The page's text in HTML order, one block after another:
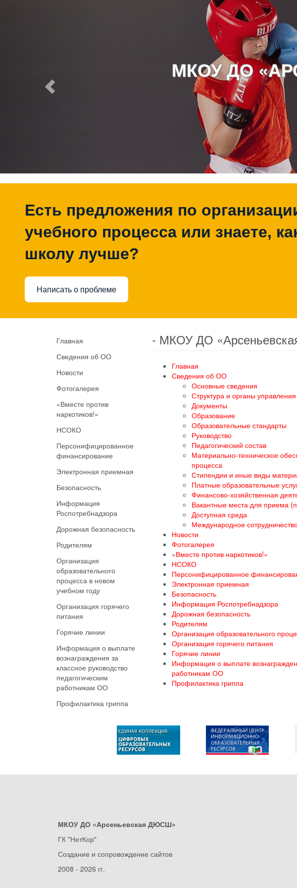
МКОУ ДО
Есть предложения по
учебного процесса или знаете,
школу лучше?
Написать о проблеме
Главная
Сведения об ОО
Новости
Фотогалерея
«Вместе против
наркотиков!»
НСОКО
Персонифицированное
финансирование
Электронная приемная
Безопасность
Информация
Роспотребнадзора
Дорожная безопасность
Родителям
Организация
образовательного
процесса в новом
учебном году
Организация горячего
питания
Горячие линии
Информация о выплате
вознаграждения за
классное руководство
педагогическим
работникам ОО
Профилактика гриппа
- МКОУ ДО
Главная
Сведения об ОО
Основные сведения
Структура и органы
Документы
Образование
Образовательные стандарты
Руководство
Педагогический состав
Материально-техническое
процесса
Стипендии и иные виды
Платные образовательные
Финансово-хозяйственная
Вакантные места для приема
Доступная среда
Международное
Новости
Фотогалерея
«Вместе против наркотиков!»
НСОКО
Персонифицированное
Электронная приемная
Безопасность
Информация Роспотребнадзора
Дорожная безопасность
Родителям
Организация образовательного
Организация горячего питания
Горячие линии
Информация о выплате
работникам ОО
Профилактика гриппа
МКОУ ДО «Арсеньевская ДЮСШ»
ГК "НетКор"
Создание и сопровождение сайтов
2008 - 2026 гг.